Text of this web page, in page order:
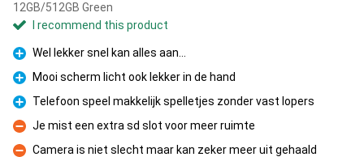
12GB/512GB Green
I recommend this product
Pro
Wel lekker snel kan alles aan...
Pro
Mooi scherm licht ook lekker in de hand
Pro
Telefoon speel makkelijk spelletjes zonder vast lopers
Con
Je mist een extra sd slot voor meer ruimte
Camera is niet slecht maar kan zeker meer uit gehaald